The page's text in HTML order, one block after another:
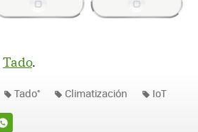
Tado.
Tado° Climatización IoT